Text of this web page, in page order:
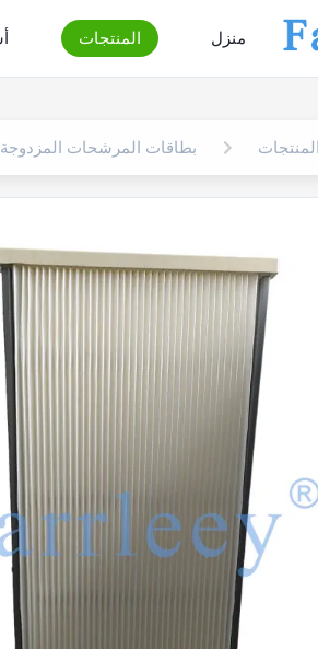
منزل المنتجات
المنتجات بطاقات المرشحات المزدوجة